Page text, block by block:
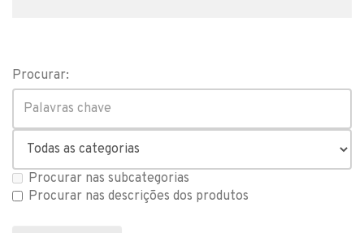
Procurar:
Procurar nas subcategorias
Procurar nas descrições dos produtos